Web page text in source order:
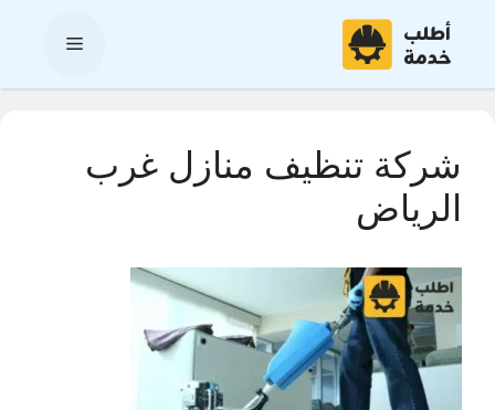
المحتوى
القائمة
شركة تنظيف منازل غرب
الرياض